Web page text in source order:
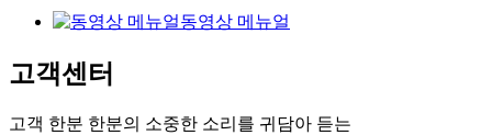
동영상 메뉴얼
고객센터
고객 한분 한분의 소중한 소리를 귀담아 듣는